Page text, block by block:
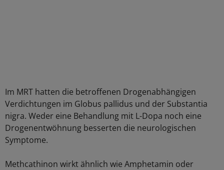
Im MRT hatten die betroffenen Drogenabhängigen
Verdichtungen im Globus pallidus und der Substantia
nigra. Weder eine Behandlung mit L-Dopa noch eine
Drogenentwöhnung besserten die neurologischen
Symptome.
Methcathinon wirkt ähnlich wie Amphetamin oder